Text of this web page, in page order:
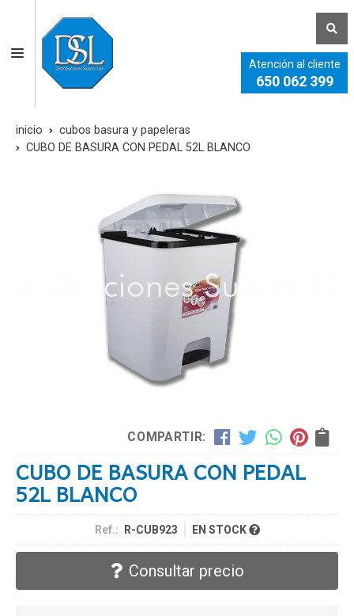
Atención al cliente
650 062 399
inicio
cubos basura y papeleras
CUBO DE BASURA CON PEDAL 52L BLANCO
COMPARTIR:
CUBO DE BASURA CON PEDAL
52L BLANCO
Ref.: R-CUB923 EN STOCK
Consultar precio